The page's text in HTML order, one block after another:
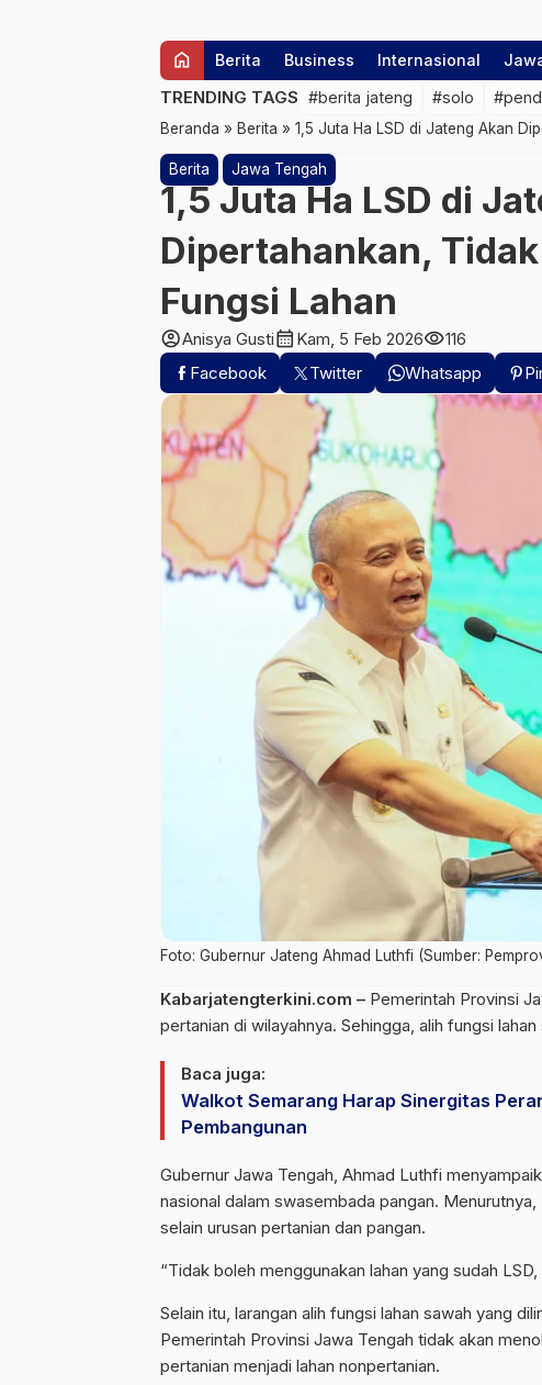
home Berita Business Internasional
TRENDING TAGS #berita jateng #solo
Beranda » Berita » 1,5 Juta Ha LSD di Jateng Akan
Berita Jawa Tengah
1,5 Juta Ha LSD di
Dipertahankan,
Fungsi Lahan
account_circleAnisya Gusticalendar_month Kam, 5 Feb 2026visibility116
Facebook
Twitter Whatsapp
Foto: Gubernur Jateng Ahmad Luthfi (Sumber:
Kabarjatengterkini.com – Pemerintah Provinsi
pertanian di wilayahnya. Sehingga, alih fungsi
Baca juga:
Walkot Semarang Harap Sinergitas
Pembangunan
Gubernur Jawa Tengah, Ahmad Luthfi
nasional dalam swasembada pangan.
selain urusan pertanian dan pangan.
“Tidak boleh menggunakan lahan yang sudah
Selain itu, larangan alih fungsi lahan sawah yang
Pemerintah Provinsi Jawa Tengah tidak akan
pertanian menjadi lahan nonpertanian.